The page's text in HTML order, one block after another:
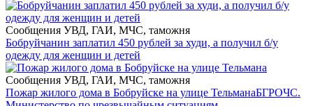
Сообщения УВД, ГАИ, МЧС, таможня
Бобруйчанин заплатил 450 рублей за худи, а получил б/у
одежду для женщин и детей
Сообщения УВД, ГАИ, МЧС, таможня
Пожар жилого дома в Бобруйске на улице ТельманаБГРОЧС.